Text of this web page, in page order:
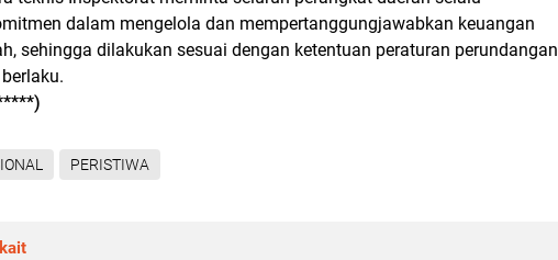
dalam mengelola dan mempertanggungjawabkan keuangan
sehingga dilakukan sesuai dengan ketentuan peraturan perundangan
PERISTIWA